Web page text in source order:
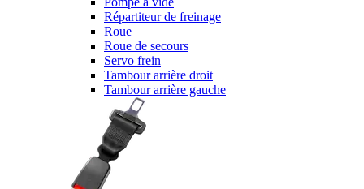
Répartiteur de freinage
Roue
Roue de secours
Servo frein
Tambour arrière droit
Tambour arrière gauche